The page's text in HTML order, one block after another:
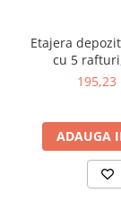
Etajera
cu 5
195,23
ADAUGA